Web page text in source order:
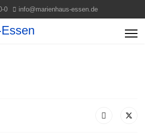
0 info@marienhaus-essen.de